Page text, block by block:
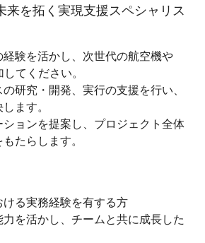
来を拓く実現支援スペシャリス
験を活かし、次世代の航空機や
てください。
研究・開発、実行の支援を行い、
ます。
ョンを提案し、プロジェクト全体
たらします。
る実務経験を有する方
を活かし、チームと共に成長した